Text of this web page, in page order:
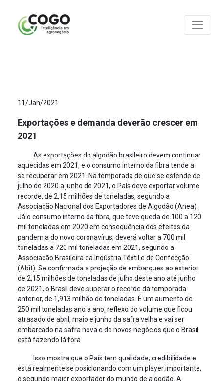
11/Jan/2021
Exportações e demanda deverão crescer em
2021
As exportações do algodão brasileiro devem continuar
aquecidas em 2021, e o consumo interno da fibra tende a
se recuperar em 2021. Na temporada de que se estende de
julho de 2020 a junho de 2021, o País deve exportar volume
recorde, de 2,15 milhões de toneladas, segundo a
Associação Nacional dos Exportadores de Algodão (Anea).
Já o consumo interno da fibra, que teve queda de 100 a 120
mil toneladas em 2020 em consequência dos efeitos da
pandemia do novo coronavírus, deverá voltar a 700 mil
toneladas a 720 mil toneladas em 2021, segundo a
Associação Brasileira da Indústria Têxtil e de Confecção
(Abit). Se confirmada a projeção de embarques ao exterior
de 2,15 milhões de toneladas de julho deste ano até junho
de 2021, o Brasil deve superar o recorde da temporada
anterior, de 1,913 milhão de toneladas. É um aumento de
250 mil toneladas ano a ano, reflexo do volume que ficou
atrasado de abril, maio e junho da safra velha e vai ser
embarcado na safra nova e de novos negócios que o Brasil
está fazendo lá fora.
Isso mostra que o País tem qualidade, credibilidade e
está realmente se posicionando com um player importante,
o segundo maior exportador do mundo de algodão. A